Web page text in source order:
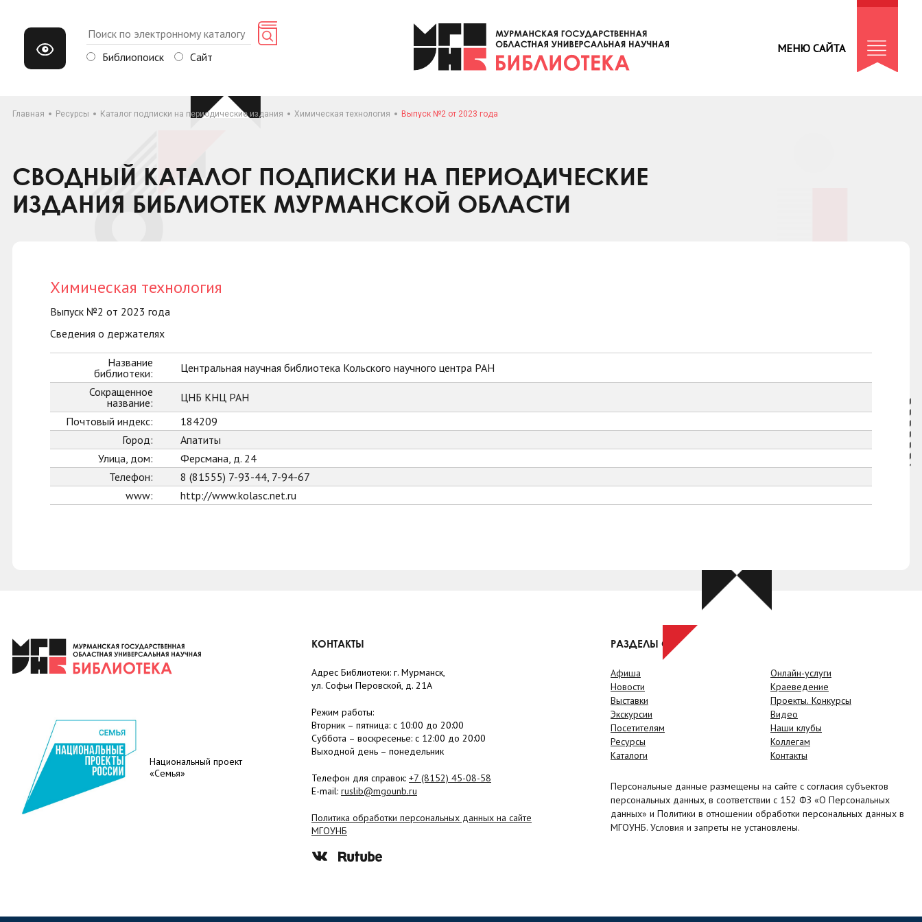
Библиопоиск Сайт
МЕНЮ САЙТА
Главная Ресурсы Каталог подписки на периодические издания Химическая технология Выпуск №2 от 2023 года
СВОДНЫЙ КАТАЛОГ ПОДПИСКИ НА ПЕРИОДИЧЕСКИЕ
ИЗДАНИЯ БИБЛИОТЕК МУРМАНСКОЙ ОБЛАСТИ
Химическая технология
Выпуск №2 от 2023 года
Сведения о держателях
Название
библиотеки:
Центральная научная библиотека Кольского научного центра РАН
Сокращенное
название:
ЦНБ КНЦ РАН
Почтовый индекс:
184209
Город:
Апатиты
Улица, дом:
Ферсмана, д. 24
Телефон:
8 (81555) 7-93-44, 7-94-67
www:
http://www.kolasc.net.ru
Национальный проект
«Семья»
КОНТАКТЫ
Адрес Библиотеки: г. Мурманск,
ул. Софьи Перовской, д. 21А
Режим работы:
Вторник – пятница: с 10:00 до 20:00
Суббота – воскресенье: c 12:00 до 20:00
Выходной день – понедельник
Телефон для справок: +7 (8152) 45-08-58
E-mail: ruslib@mgounb.ru
Политика обработки персональных данных на сайте
МГОУНБ
РАЗДЕЛЫ САЙТА
Афиша
Новости
Выставки
Экскурсии
Посетителям
Ресурсы
Каталоги
Онлайн-услуги
Краеведение
Проекты. Конкурсы
Видео
Наши клубы
Коллегам
Контакты
Персональные данные размещены на сайте с согласия субъектов
персональных данных, в соответствии с 152 ФЗ «О Персональных
данных» и Политики в отношении обработки персональных данных в
МГОУНБ. Условия и запреты не установлены.